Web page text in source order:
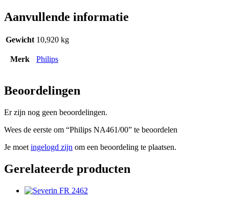
Aanvullende informatie
Gewicht 10,920 kg
Merk Philips
Beoordelingen
Er zijn nog geen beoordelingen.
Wees de eerste om “Philips NA461/00” te beoordelen
Je moet ingelogd zijn om een beoordeling te plaatsen.
Gerelateerde producten